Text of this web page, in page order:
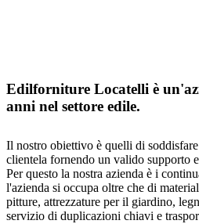
Edilforniture Locatelli è
anni nel settore edile.
Il nostro obiettivo è quelli di
clientela fornendo un valido supporto
Per questo la nostra azienda è i
l'azienda si occupa oltre che di
pitture, attrezzature per il giardino,
servizio di duplicazioni chiavi e